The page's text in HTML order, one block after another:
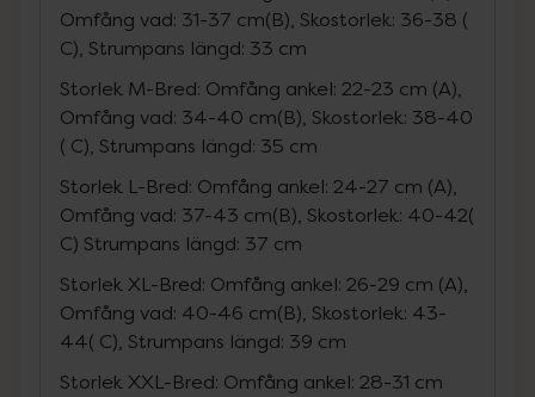
Omfång vad: 31-37 cm(B), Skostorlek: 36-38 (
C), Strumpans längd: 33 cm
Storlek M-Bred: Omfång ankel: 22-23 cm (A),
Omfång vad: 34-40 cm(B), Skostorlek: 38-40
( C), Strumpans längd: 35 cm
Storlek L-Bred: Omfång ankel: 24-27 cm (A),
Omfång vad: 37-43 cm(B), Skostorlek: 40-42(
C) Strumpans längd: 37 cm
Storlek XL-Bred: Omfång ankel: 26-29 cm (A),
Omfång vad: 40-46 cm(B), Skostorlek: 43-
44( C), Strumpans längd: 39 cm
Storlek XXL-Bred: Omfång ankel: 28-31 cm